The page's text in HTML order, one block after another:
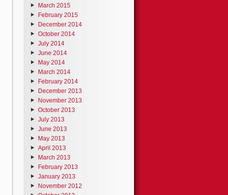
March 2015
February 2015
December 2014
October 2014
July 2014
June 2014
May 2014
March 2014
February 2014
December 2013
November 2013
October 2013
July 2013
June 2013
May 2013
April 2013
March 2013
February 2013
January 2013
November 2012